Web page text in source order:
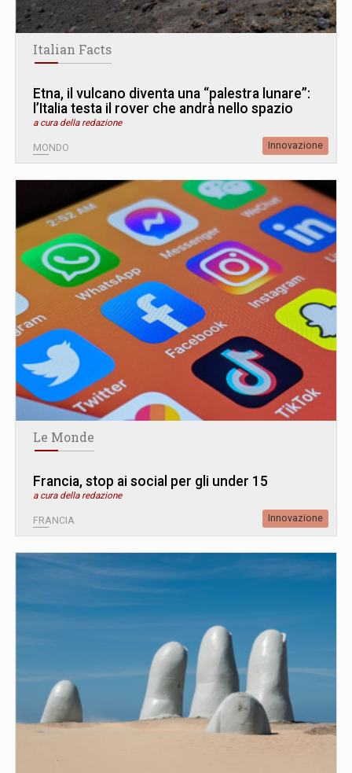
Italian Facts
Etna, il vulcano diventa una “palestra lunare”:
l’Italia testa il rover che andrà nello spazio
a cura della redazione
MONDO Innovazione
Le Monde
Francia, stop ai social per gli under 15
a cura della redazione
FRANCIA Innovazione